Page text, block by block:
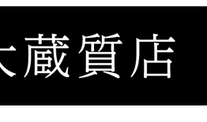
時計の買取情報を中心に、アイ